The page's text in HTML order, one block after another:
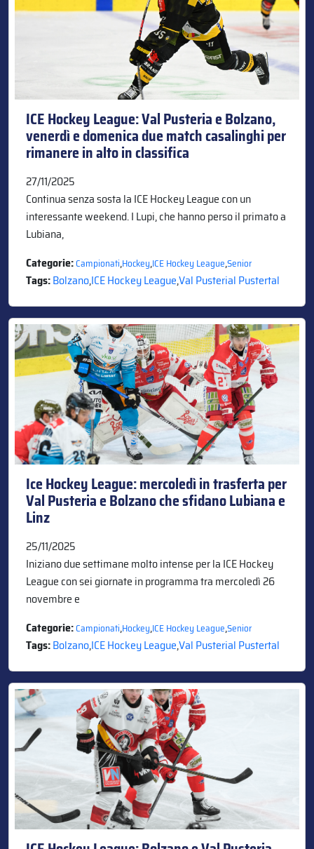
ICE Hockey League: Val Pusteria e Bolzano,
venerdì e domenica due match casalinghi per
rimanere in alto in classifica
27/11/2025
Continua senza sosta la ICE Hockey League con un
interessante weekend. I Lupi, che hanno perso il primato a
Lubiana,
Categorie:Campionati,Hockey,ICE Hockey League,Senior
Tags:Bolzano,ICE Hockey League,Val Pusterial Pustertal
Ice Hockey League: mercoledì in trasferta per
Val Pusteria e Bolzano che sfidano Lubiana e
Linz
25/11/2025
Iniziano due settimane molto intense per la ICE Hockey
League con sei giornate in programma tra mercoledì 26
novembre e
Categorie:Campionati,Hockey,ICE Hockey League,Senior
Tags:Bolzano,ICE Hockey League,Val Pusterial Pustertal